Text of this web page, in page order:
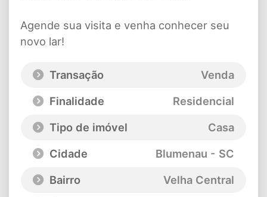
Agende sua visita e venha conhecer seu
novo lar!
Transação
Venda
Finalidade
Residencial
Tipo de imóvel
Casa
Cidade
Blumenau - SC
Bairro
Velha Central